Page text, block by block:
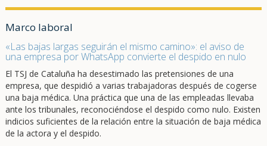
Marco laboral
«Las bajas largas seguirán el mismo camino»: el aviso de
una empresa por WhatsApp convierte el despido en nulo
El TSJ de Cataluña ha desestimado las pretensiones de una
empresa, que despidió a varias trabajadoras después de cogerse
una baja médica. Una práctica que una de las empleadas llevaba
ante los tribunales, reconociéndose el despido como nulo. Existen
indicios suficientes de la relación entre la situación de baja médica
de la actora y el despido.